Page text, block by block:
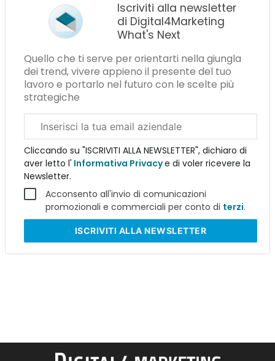
Iscriviti alla newsletter
di Digital4Marketing
What's Next
Quello che ti serve per orientarti nella giungla
dei trend, vivere appieno il presente del tuo
lavoro e portarlo nel futuro con le scelte più
strategiche
aziendale
Cliccando su "ISCRIVITI ALLA NEWSLETTER", dichiaro di
aver letto l' Informativa Privacye di voler ricevere la
Newsletter.
Acconsento all'invio di comunicazioni
promozionali e commerciali per conto di terzi.
ISCRIVITI ALLA NEWSLETTER